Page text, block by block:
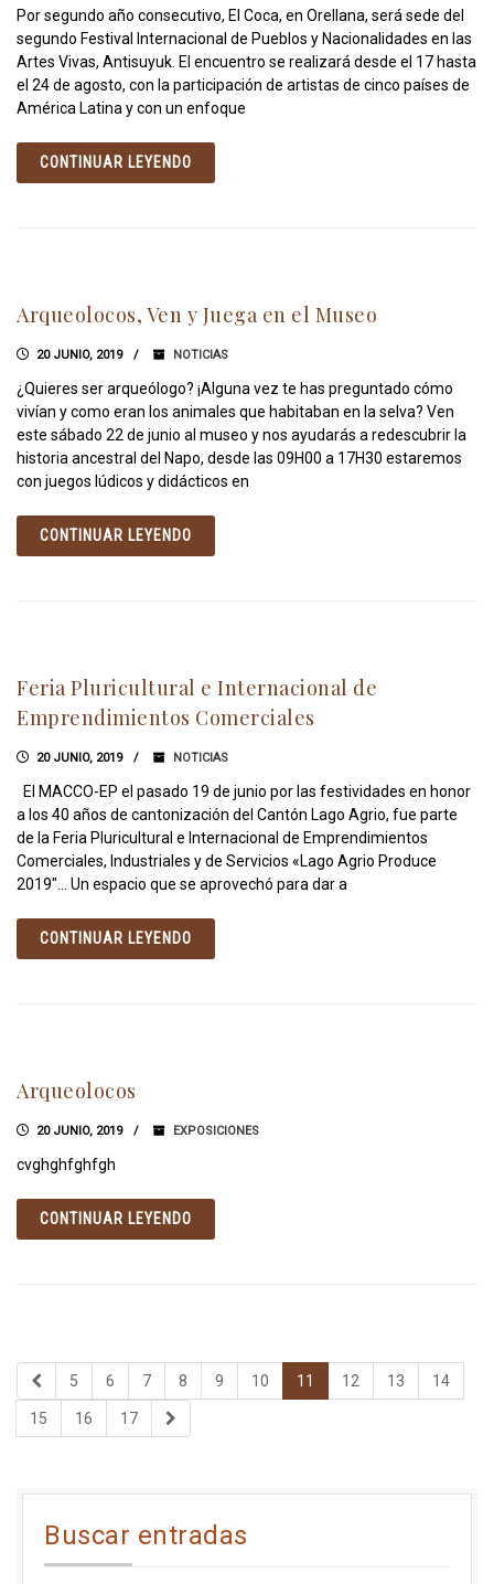
Por segundo año consecutivo, El Coca, en Orellana, será sede del
segundo Festival Internacional de Pueblos y Nacionalidades en las
Artes Vivas, Antisuyuk. El encuentro se realizará desde el 17 hasta
el 24 de agosto, con la participación de artistas de cinco países de
América Latina y con un enfoque
CONTINUAR LEYENDO
Arqueolocos, Ven y Juega en el Museo
20 JUNIO, 2019 NOTICIAS
¿Quieres ser arqueólogo? ¡Alguna vez te has preguntado cómo
vivían y como eran los animales que habitaban en la selva? Ven
este sábado 22 de junio al museo y nos ayudarás a redescubrir la
historia ancestral del Napo, desde las 09H00 a 17H30 estaremos
con juegos lúdicos y didácticos en
CONTINUAR LEYENDO
Feria Pluricultural e Internacional de
Emprendimientos Comerciales
20 JUNIO, 2019 NOTICIAS
El MACCO-EP el pasado 19 de junio por las festividades en honor
a los 40 años de cantonización del Cantón Lago Agrio, fue parte
de la Feria Pluricultural e Internacional de Emprendimientos
Comerciales, Industriales y de Servicios «Lago Agrio Produce
2019″… Un espacio que se aprovechó para dar a
CONTINUAR LEYENDO
Arqueolocos
20 JUNIO, 2019 EXPOSICIONES
cvghghfghfgh
CONTINUAR LEYENDO
5 6 7 8 9 10 11 12 13 14
15 16 17
Buscar entradas